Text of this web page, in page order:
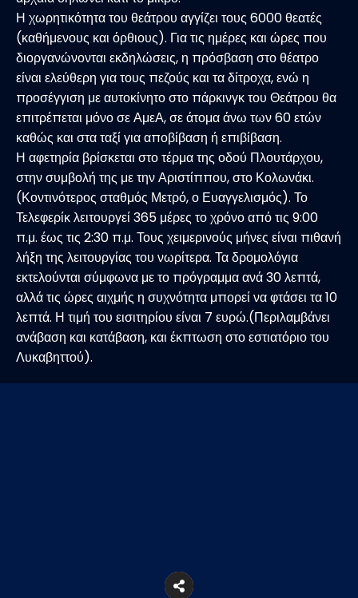
Η χωρητικότητα του θεάτρου αγγίζει τους 6000 θεατές
(καθήμενους και όρθιους). Για τις ημέρες και ώρες που
διοργανώνονται εκδηλώσεις, η πρόσβαση στο θέατρο
είναι ελεύθερη για τους πεζούς και τα δίτροχα, ενώ η
προσέγγιση με αυτοκίνητο στο πάρκινγκ του Θεάτρου θα
επιτρέπεται μόνο σε ΑμεΑ, σε άτομα άνω των 60 ετών
καθώς και στα ταξί για αποβίβαση ή επιβίβαση.
Η αφετηρία βρίσκεται στο τέρμα της οδού Πλουτάρχου,
στην συμβολή της με την Αριστίππου, στο Κολωνάκι.
(Κοντινότερος σταθμός Μετρό, ο Ευαγγελισμός). Το
Τελεφερίκ λειτουργεί 365 μέρες το χρόνο από τις 9:00
π.μ. έως τις 2:30 π.μ. Τους χειμερινούς μήνες είναι πιθανή
λήξη της λειτουργίας του νωρίτερα. Τα δρομολόγια
εκτελούνται σύμφωνα με το πρόγραμμα ανά 30 λεπτά,
αλλά τις ώρες αιχμής η συχνότητα μπορεί να φτάσει τα 10
λεπτά. Η τιμή του εισιτηρίου είναι 7 ευρώ.(Περιλαμβάνει
ανάβαση και κατάβαση, και έκπτωση στο εστιατόριο του
Λυκαβηττού).